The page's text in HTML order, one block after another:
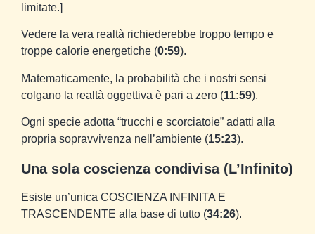
limitate.]
Vedere la vera realtà richiederebbe troppo tempo e
troppe calorie energetiche (0:59).
Matematicamente, la probabilità che i nostri sensi
colgano la realtà oggettiva è pari a zero (11:59).
Ogni specie adotta “trucchi e scorciatoie” adatti alla
propria sopravvivenza nell’ambiente (15:23).
Una sola coscienza condivisa (L’Infinito)
Esiste un’unica COSCIENZA INFINITA E
TRASCENDENTE alla base di tutto (34:26).